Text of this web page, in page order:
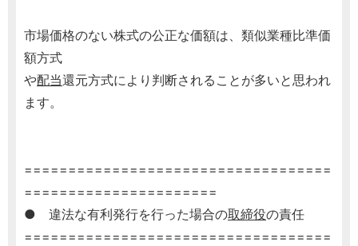
市場価格のない株式の公正な価額は、類似業種比準価
額方式
や配当還元方式により判断されることが多いと思われ
ます。
===================================
======================
● 違法な有利発行を行った場合の取締役の責任
===================================